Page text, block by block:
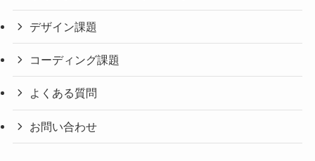
デザイン課題
コーディング課題
よくある質問
お問い合わせ